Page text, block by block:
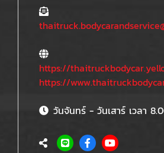
https://
https://
วันจันทร์ - วันเสาร์ เวลา